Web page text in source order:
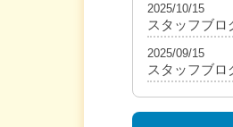
スタッフブロ
2025/10/15
スタッフブロ
2025/09/15